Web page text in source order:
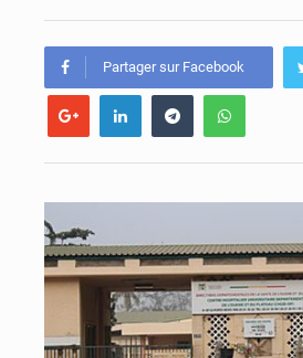
Partager sur Facebook